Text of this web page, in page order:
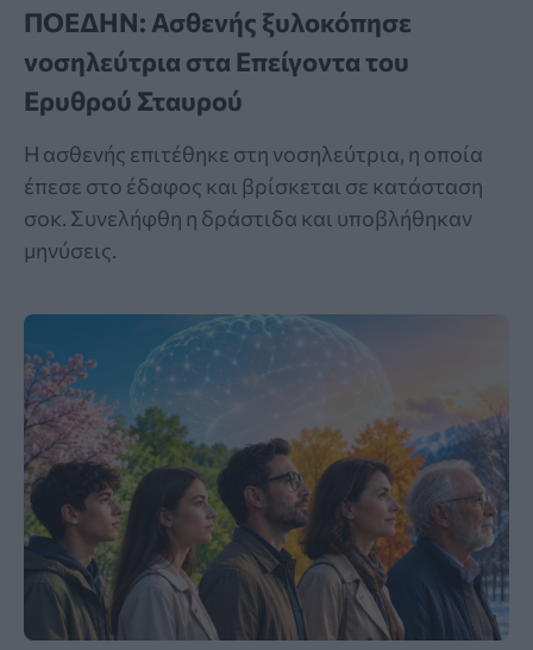
ΠΟΕΔΗΝ: Ασθενής ξυλοκόπησε
νοσηλεύτρια στα Επείγοντα του
Ερυθρού Σταυρού
Η ασθενής επιτέθηκε στη νοσηλεύτρια, η οποία
έπεσε στο έδαφος και βρίσκεται σε κατάσταση
σοκ. Συνελήφθη η δράστιδα και υποβλήθηκαν
μηνύσεις.